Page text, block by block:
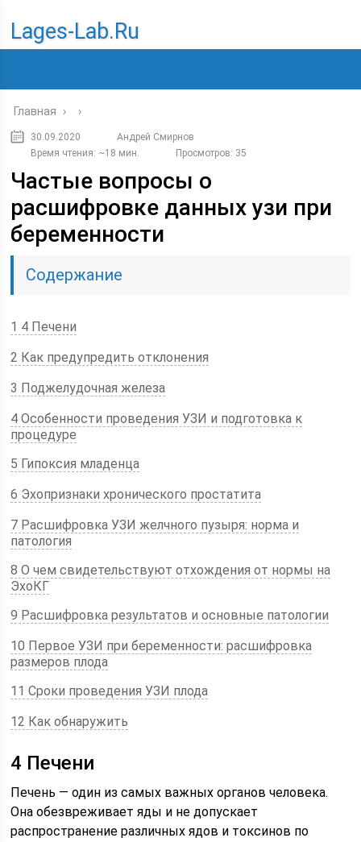
Lages-Lab.ru
Главная › ›
30.09.2020
Андрей Смирнов
Время чтения: ~18 мин.
Просмотров: 35
Частые вопросы о
расшифровке данных узи при
беременности
Содержание
1 4 Печени
2 Как предупредить отклонения
3 Поджелудочная железа
4 Особенности проведения УЗИ и подготовка к
процедуре
5 Гипоксия младенца
6 Эхопризнаки хронического простатита
7 Расшифровка УЗИ желчного пузыря: норма и
патология
8 О чем свидетельствуют отхождения от нормы на
ЭхоКГ
9 Расшифровка результатов и основные патологии
10 Первое УЗИ при беременности: расшифровка
размеров плода
11 Сроки проведения УЗИ плода
12 Как обнаружить
4 Печени
Печень — один из самых важных органов человека.
Она обезвреживает яды и не допускает
распространение различных ядов и токсинов по